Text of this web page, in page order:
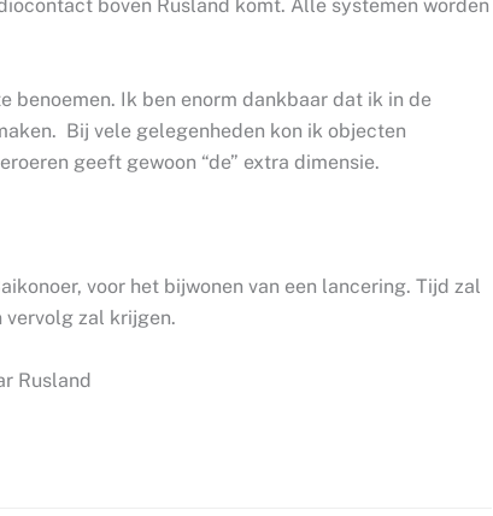
boven Rusland komt. Alle systemen worden
benoemen. Ik ben enorm dankbaar dat ik in de
Bij vele gelegenheden kon ik objecten
geeft gewoon “de” extra dimensie.
voor het bijwonen van een lancering. Tijd zal
vervolg zal krijgen.